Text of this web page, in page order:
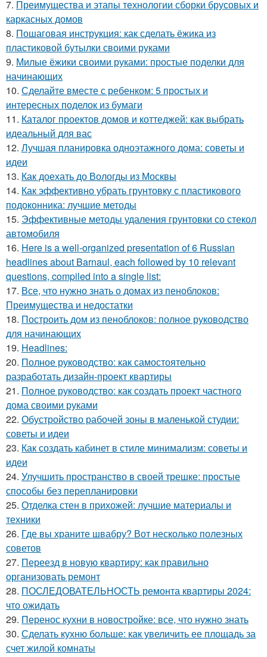
7. Преимущества и этапы технологии сборки брусовых и
каркасных домов
8. Пошаговая инструкция: как сделать ёжика из
пластиковой бутылки своими руками
9. Милые ёжики своими руками: простые поделки для
начинающих
10. Сделайте вместе с ребенком: 5 простых и
интересных поделок из бумаги
11. Каталог проектов домов и коттеджей: как выбрать
идеальный для вас
12. Лучшая планировка одноэтажного дома: советы и
идеи
13. Как доехать до Вологды из Москвы
14. Как эффективно убрать грунтовку с пластикового
подоконника: лучшие методы
15. Эффективные методы удаления грунтовки со стекол
автомобиля
16. Here is a well-organized presentation of 6 Russian
headlines about Barnaul, each followed by 10 relevant
questions, compiled into a single list:
17. Все, что нужно знать о домах из пеноблоков:
Преимущества и недостатки
18. Построить дом из пеноблоков: полное руководство
для начинающих
19. Headlines:
20. Полное руководство: как самостоятельно
разработать дизайн-проект квартиры
21. Полное руководство: как создать проект частного
дома своими руками
22. Обустройство рабочей зоны в маленькой студии:
советы и идеи
23. Как создать кабинет в стиле минимализм: советы и
идеи
24. Улучшить пространство в своей трешке: простые
способы без перепланировки
25. Отделка стен в прихожей: лучшие материалы и
техники
26. Где вы храните швабру? Вот несколько полезных
советов
27. Переезд в новую квартиру: как правильно
организовать ремонт
28. ПОСЛЕДОВАТЕЛЬНОСТЬ ремонта квартиры 2024:
что ожидать
29. Перенос кухни в новостройке: все, что нужно знать
30. Сделать кухню больше: как увеличить ее площадь за
счет жилой комнаты